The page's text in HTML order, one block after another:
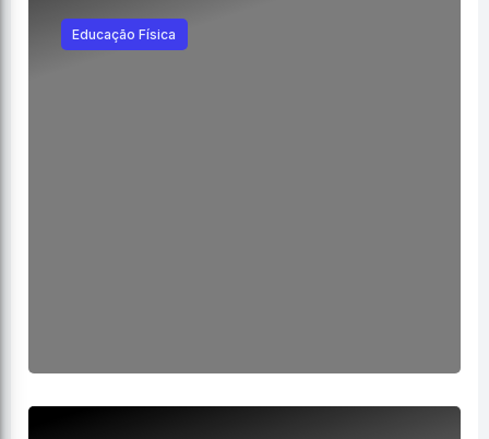
Educação Física